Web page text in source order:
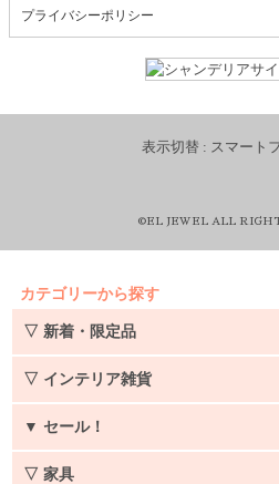
プライバシーポリシー
表示切替 : スマート
©EL JEWEL ALL
カテゴリーから探す
▽ 新着・限定品
▽ インテリア雑貨
▼ セール！
▽ 家具